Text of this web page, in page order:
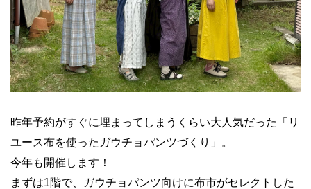
昨年予約がすぐに埋まってしまうくらい大人気だった「リ
ユース布を使ったガウチョパンツづくり」。
今年も開催します！
まずは1階で、ガウチョパンツ向けに布市がセレクトした